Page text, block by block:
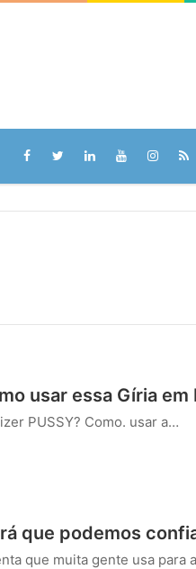
usar essa Gíria em
PUSSY? Como. usar a…
que podemos
que muita gente usa para